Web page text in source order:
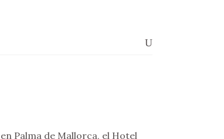
Palma de Mallorca, el Hotel